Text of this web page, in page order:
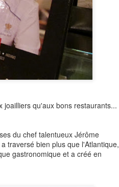
joailliers qu'aux bons restaurants...
du chef talentueux Jérôme
traversé bien plus que l'Atlantique,
gastronomique et a créé en